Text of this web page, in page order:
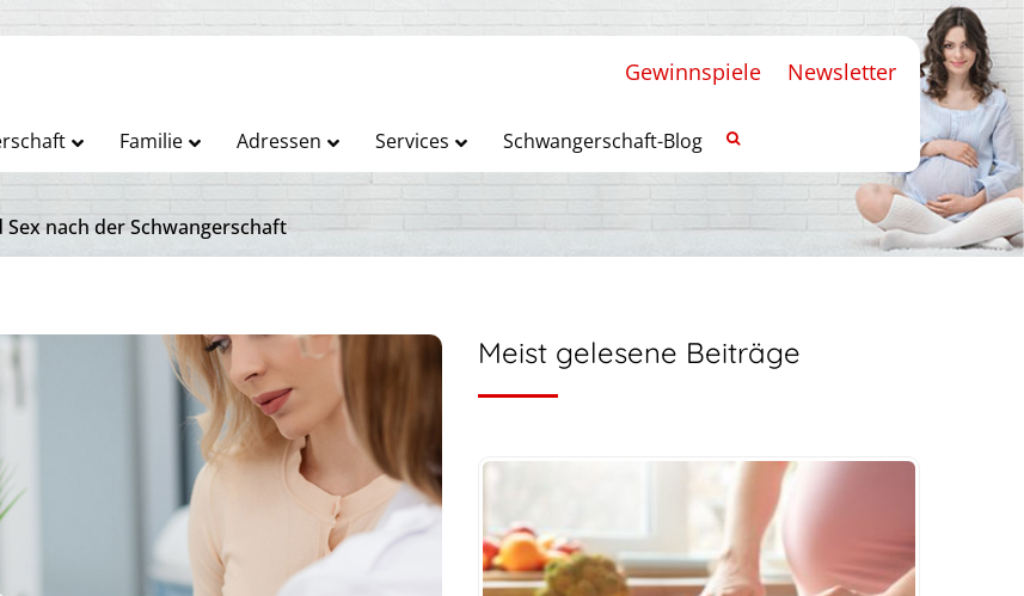
Gewinnspiele Newsletter
Familie Adressen Services Schwangerschaft-Blog
nach der Schwangerschaft
Meist gelesene Beiträge